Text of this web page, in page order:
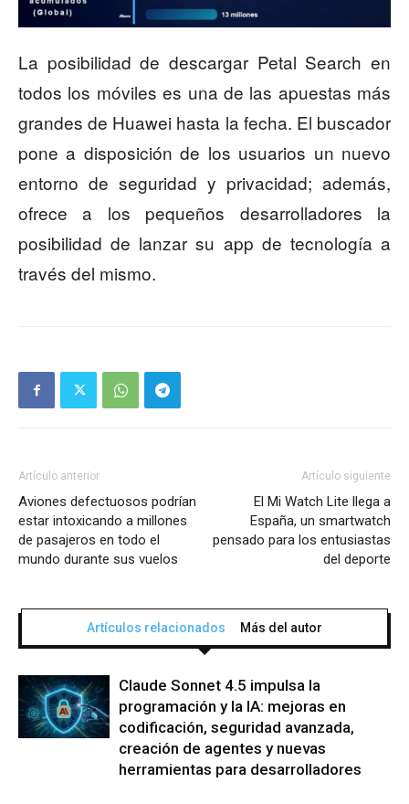
La posibilidad de descargar Petal Search en
todos los móviles es una de las apuestas más
grandes de Huawei hasta la fecha. El buscador
pone a disposición de los usuarios un nuevo
entorno de seguridad y privacidad; además,
ofrece a los pequeños desarrolladores la
posibilidad de lanzar su app de tecnología a
través del mismo.
Artículo anterior
Aviones defectuosos podrían
estar intoxicando a millones
de pasajeros en todo el
mundo durante sus vuelos
Artículo siguiente
El Mi Watch Lite llega a
España, un smartwatch
pensado para los entusiastas
del deporte
Artículos relacionados Más del autor
Claude Sonnet 4.5 impulsa la
programación y la IA: mejoras en
codificación, seguridad avanzada,
creación de agentes y nuevas
herramientas para desarrolladores